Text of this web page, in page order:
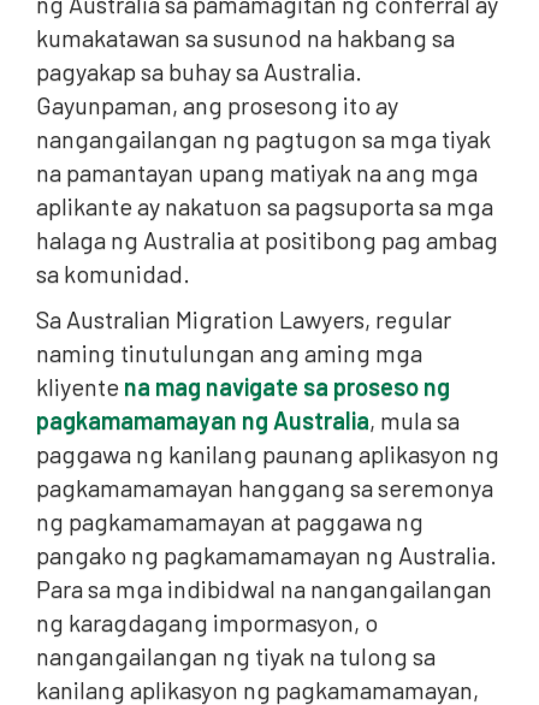
kumakatawan sa susunod na hakbang sa
pagyakap sa buhay sa Australia.
Gayunpaman, ang prosesong ito ay
nangangailangan ng pagtugon sa mga tiyak
na pamantayan upang matiyak na ang mga
aplikante ay nakatuon sa pagsuporta sa mga
halaga ng Australia at positibong pag ambag
sa komunidad.
Sa Australian Migration Lawyers, regular
naming tinutulungan ang aming mga
kliyente na mag navigate sa proseso ng
pagkamamamayan ng Australia, mula sa
paggawa ng kanilang paunang aplikasyon ng
pagkamamamayan hanggang sa seremonya
ng pagkamamamayan at paggawa ng
pangako ng pagkamamamayan ng Australia.
Para sa mga indibidwal na nangangailangan
ng karagdagang impormasyon, o
nangangailangan ng tiyak na tulong sa
kanilang aplikasyon ng pagkamamamayan,